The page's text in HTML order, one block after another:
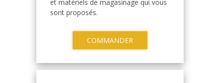
et matériels de magasinage qui vous
sont proposés.
COMMANDER